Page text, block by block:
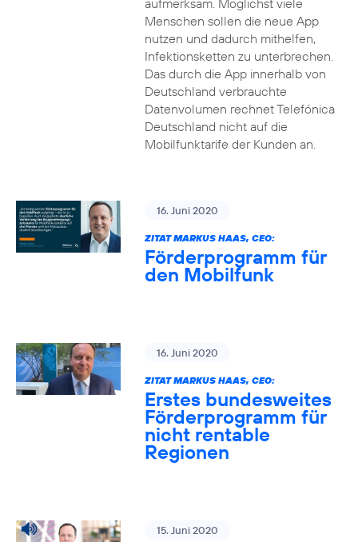
aufmerksam. Möglichst viele
Menschen sollen die neue App
nutzen und dadurch mithelfen,
Infektionsketten zu unterbrechen.
Das durch die App innerhalb von
Deutschland verbrauchte
Datenvolumen rechnet Telefónica
Deutschland nicht auf die
Mobilfunktarife der Kunden an.
16. Juni 2020
ZITAT MARKUS HAAS, CEO:
Förderprogramm für
den Mobilfunk
16. Juni 2020
ZITAT MARKUS HAAS, CEO:
Erstes bundesweites
Förderprogramm für
nicht rentable
Regionen
15. Juni 2020